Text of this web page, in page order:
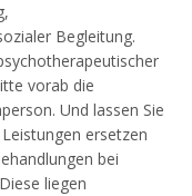
Begleitung.
vorab die
Und lassen Sie
ersetzen
bei
liegen